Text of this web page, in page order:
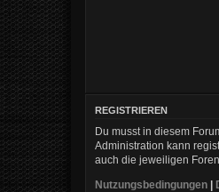
REGISTRIEREN
Du musst in diesem
Administration kann
auch die jeweiligen
Nutzungsbedingungen |